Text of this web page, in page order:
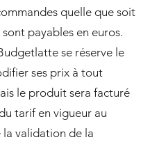
quelle que soit
payables en euros.
se réserve le
ses prix à tout
le produit sera facturé
tarif en vigueur au
validation de la